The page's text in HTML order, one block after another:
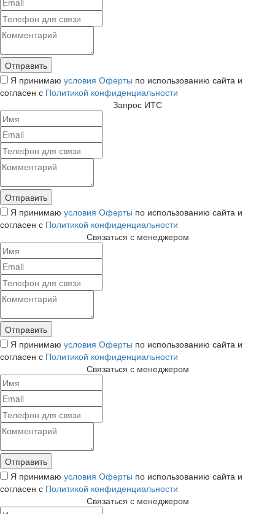
Я принимаю условия Оферты по использованию сайта и
согласен с Политикой конфиденциальности
Запрос ИТС
Я принимаю условия Оферты по использованию сайта и
согласен с Политикой конфиденциальности
Связаться с менеджером
Я принимаю условия Оферты по использованию сайта и
согласен с Политикой конфиденциальности
Связаться с менеджером
Я принимаю условия Оферты по использованию сайта и
согласен с Политикой конфиденциальности
Связаться с менеджером